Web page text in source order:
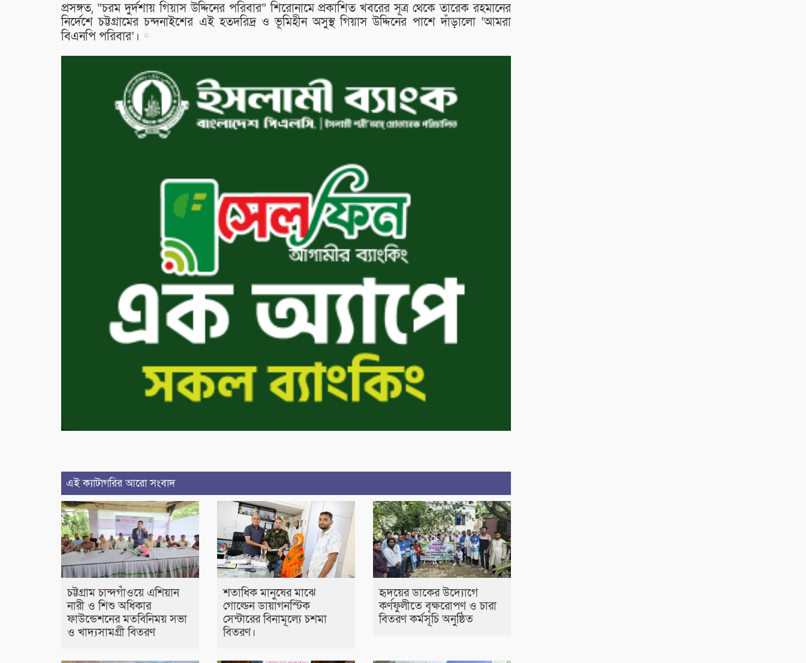
প্রসঙ্গত, “চরম দুর্দশায় গিয়াস উদ্দিনের পরিবার” শিরোনামে প্রকাশিত খবরের সূত্র থেকে তারেক রহমানের
নির্দেশে চট্টগ্রামের চন্দনাইশের এই হতদরিদ্র ও ভূমিহীন অসুস্থ গিয়াস উদ্দিনের পাশে দাঁড়ালো ‘আমরা
বিএনপি পরিবার’।
এই ক্যাটাগরির আরো সংবাদ
চট্টগ্রাম চান্দগাঁওয়ে এশিয়ান
নারী ও শিশু অধিকার
ফাউন্ডেশনের মতবিনিময় সভা
ও খাদ্যসামগ্রী বিতরণ
শতাধিক মানুষের মাঝে
গোল্ডেন ডায়াগনস্টিক
সেন্টারের বিনামূল্যে চশমা
বিতরণ।
হৃদয়ের ডাকের উদ্যোগে
কর্ণফুলীতে বৃক্ষরোপণ ও চারা
বিতরণ কর্মসূচি অনুষ্ঠিত